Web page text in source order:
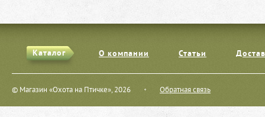
Каталог О компании Статьи
© Магазин «Охота на Птичке», 2026 Обратная связь